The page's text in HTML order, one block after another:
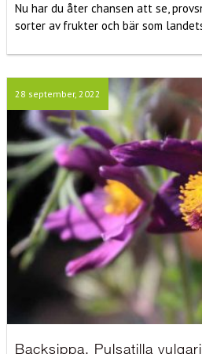
Nu har du åter chansen att se,
sorter av frukter och bär som
28 september, 2022
Backsippa, Pulsatilla